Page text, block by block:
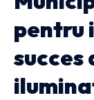
pentru
succes